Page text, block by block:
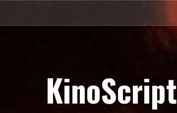
KinoScript